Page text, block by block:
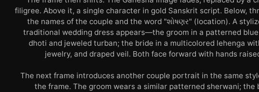
filigree. Above it, a single character in gold Sanskrit script. Below,
the names of the couple and the word "શોષણર" (location). A
traditional wedding dress appears—the groom in a patterned
dhoti and jeweled turban; the bride in a multicolored lehenga
jewelry, and draped veil. Both face forward with hands
The next frame introduces another couple portrait in the same
the frame. The groom wears a similar patterned sherwani; the